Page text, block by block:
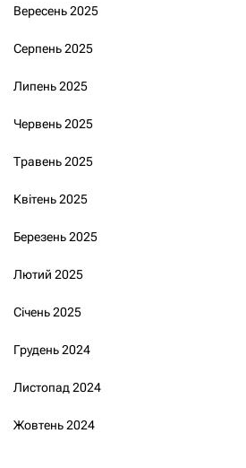
Вересень 2025
Серпень 2025
Липень 2025
Червень 2025
Травень 2025
Квітень 2025
Березень 2025
Лютий 2025
Січень 2025
Грудень 2024
Листопад 2024
Жовтень 2024